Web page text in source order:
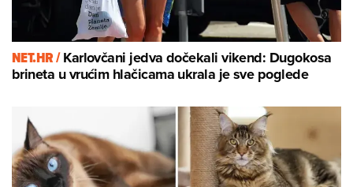
NET.HR /Karlovčani jedva dočekali vikend: Dugokosa
brineta u vrućim hlačicama ukrala je sve poglede